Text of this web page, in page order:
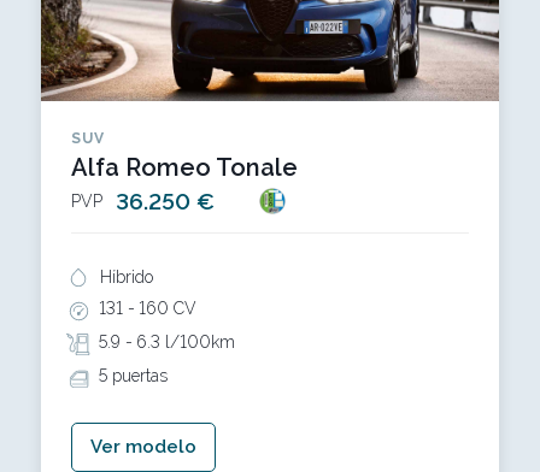
SUV
Alfa Romeo Tonale
PVP 36.250 €
Híbrido
131 - 160 CV
5.9 - 6.3 l/100km
5 puertas
Ver modelo